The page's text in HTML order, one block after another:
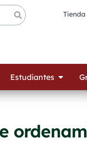
Oferta Académica
Estudiantes Open